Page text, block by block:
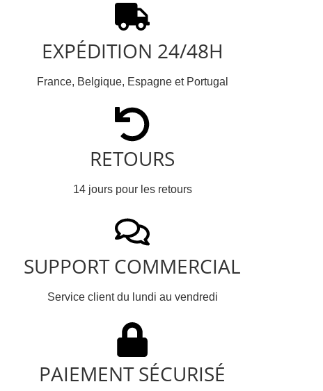
EXPÉDITION 24/48H
France, Belgique, Espagne et Portugal
RETOURS
14 jours pour les retours
SUPPORT COMMERCIAL
Service client du lundi au vendredi
PAIEMENT SÉCURISÉ